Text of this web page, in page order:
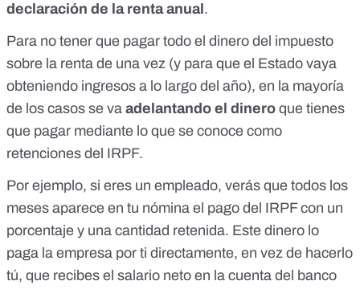
declaración de la renta anual .
Para no tener que pagar todo el dinero del impuesto
sobre la renta de una vez (y para que el Estado vaya
obteniendo ingresos a lo largo del año), en la mayoría
de los casos se va adelantando el dinero que tienes
que pagar mediante lo que se conoce como
retenciones del IRPF.
Por ejemplo, si eres un empleado, verás que todos los
meses aparece en tu nómina el pago del IRPF con un
porcentaje y una cantidad retenida. Este dinero lo
paga la empresa por ti directamente, en vez de hacerlo
tú, que recibes el salario neto en la cuenta del banco